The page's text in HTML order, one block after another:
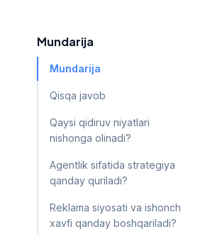
Mundarija
Mundarija
Qisqa javob
Qaysi qidiruv niyatlari
nishonga olinadi?
Agentlik sifatida strategiya
qanday quriladi?
Reklama siyosati va ishonch
xavfi qanday boshqariladi?